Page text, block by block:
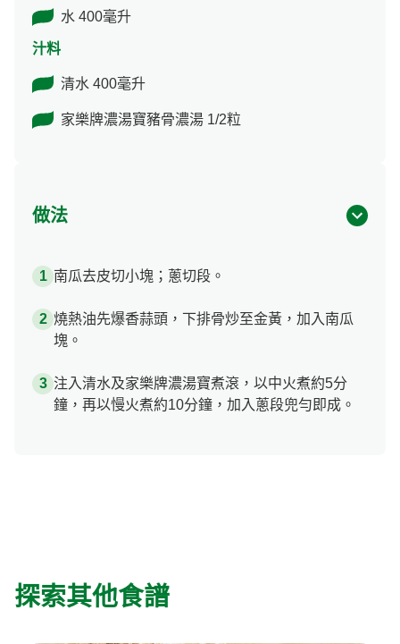
水 400毫升
汁料
清水 400毫升
家樂牌濃湯寶豬骨濃湯 1/2粒
做法
南瓜去皮切小塊；蔥切段。
燒熱油先爆香蒜頭，下排骨炒至金黃，加入南瓜
塊。
注入清水及家樂牌濃湯寶煮滾，以中火煮約5分
鐘，再以慢火煮約10分鐘，加入蔥段兜勻即成。
探索其他食譜